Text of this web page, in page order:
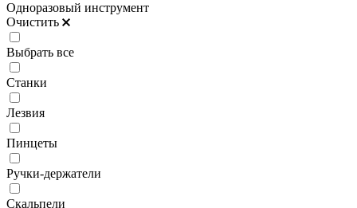
Одноразовый инструмент
Очистить
Выбрать все
Станки
Лезвия
Пинцеты
Ручки-держатели
Скальпели